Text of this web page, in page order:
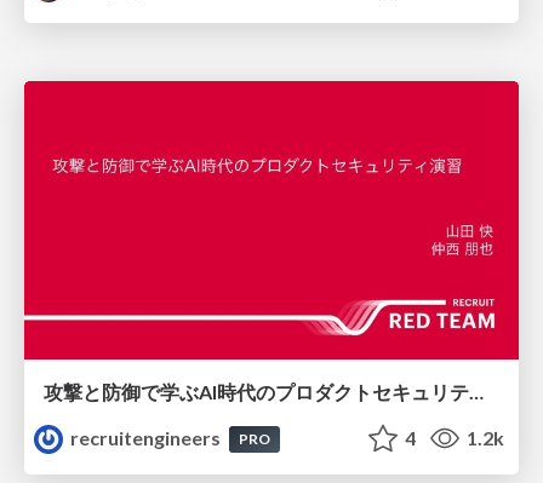
攻撃と防御で学ぶAI時代のプロダクトセキュリティ演習
recruitengineers
PRO 4 1.2k